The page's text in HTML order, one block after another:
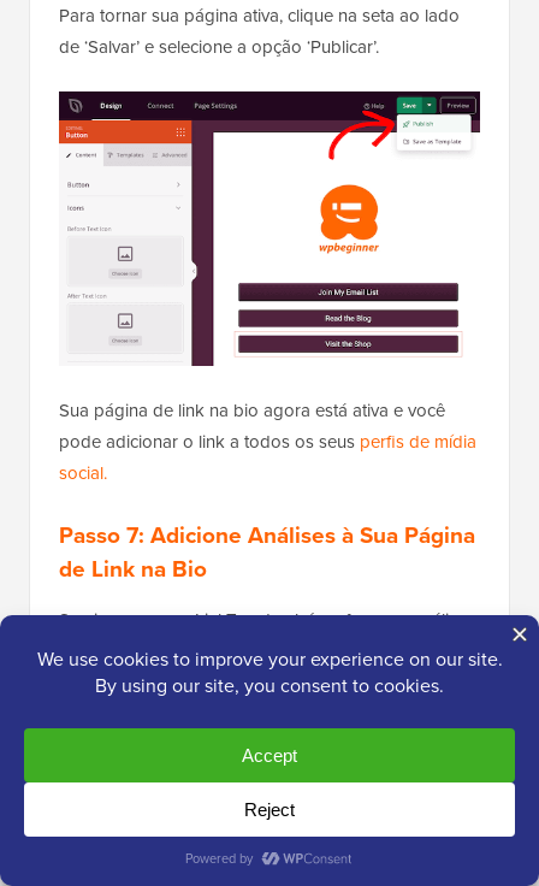
Para tornar sua página ativa, clique na seta ao lado
de ‘Salvar’ e selecione a opção ‘Publicar’.
Sua página de link na bio agora está ativa e você
pode adicionar o link a todos os seus perfis de mídia
social.
Passo 7: Adicione Análises à Sua Página
de Link na Bio
Serviços como o LinkTree também oferecem análises
de página para ajudar você a descobrir o que está
funcionando e identificar áreas onde pode melhorar.
Isso pode significar ajustar sua página de link na bio
ou alterar outras atividades, como a forma como
você promove essa página. Dessa forma, você pode
aumentar as visualizações de página e reduzir a taxa